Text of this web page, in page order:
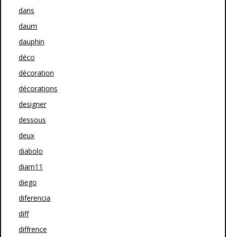
dans
daum
dauphin
déco
décoration
décorations
designer
dessous
deux
diabolo
diam11
diego
diferencia
diff
diffrence